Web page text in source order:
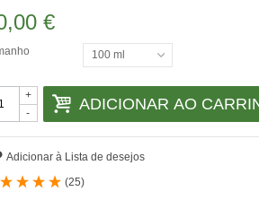
€
100 ml
-
+ ADICIONAR AO
Adicionar à Lista de desejos
(25)